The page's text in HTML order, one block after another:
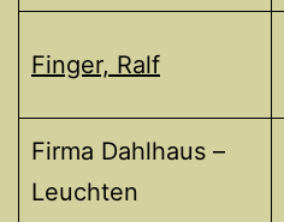
Finger, Ralf
Firma Dahlhaus –
Leuchten